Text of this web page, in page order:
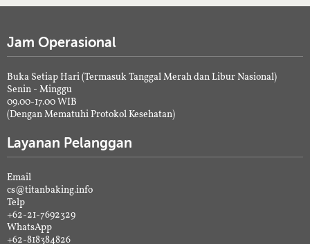
Jam Operasional
Buka Setiap Hari (Termasuk Tanggal Merah dan Libur Nasional)
Senin - Minggu
09.00-17.00 WIB
(Dengan Mematuhi Protokol Kesehatan)
Layanan Pelanggan
Email
cs@titanbaking.info
Telp
+62-21-7692329
WhatsApp
+62-818384826